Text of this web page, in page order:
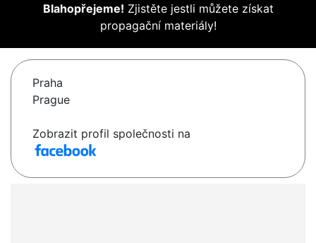
Blahopřejeme! Zjistěte jestli můžete získat
propagační materiály!
Praha
Prague
Zobrazit profil společnosti na